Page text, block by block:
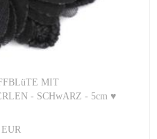
MIT
- SCHwARZ - 5cm ♥